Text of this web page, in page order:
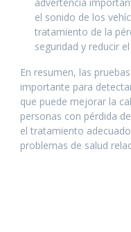
el sonido de los
tratamiento de la
seguridad y reducir
En resumen, las
importante para
que puede mejorar la
personas con pérdida
el tratamiento
problemas de salud